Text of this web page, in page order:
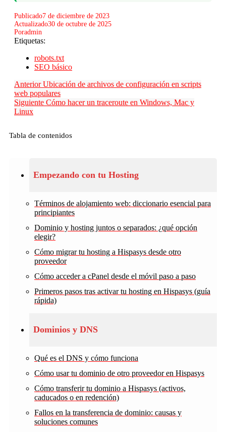
Empezando con tu Hosting
Términos de alojamiento web: diccionario esencial para
principiantes
Dominio y hosting juntos o separados: ¿qué opción
elegir?
Cómo migrar tu hosting a Hispasys desde otro
proveedor
Cómo acceder a cPanel desde el móvil paso a paso
Primeros pasos tras activar tu hosting en Hispasys (guía
rápida)
Dominios y DNS
Qué es el DNS y cómo funciona
Cómo usar tu dominio de otro proveedor en Hispasys
Cómo transferir tu dominio a Hispasys (activos,
caducados o en redención)
Fallos en la transferencia de dominio: causas y
soluciones comunes
Publicado7 de diciembre de 2023
Actualizado30 de octubre de 2025
Poradmin
Etiquetas:
robots.txt
SEO básico
AnteriorUbicación de archivos de configuración en scripts
web populares
Siguiente Cómo hacer un traceroute en Windows, Mac y
Linux
Tabla de contenidos